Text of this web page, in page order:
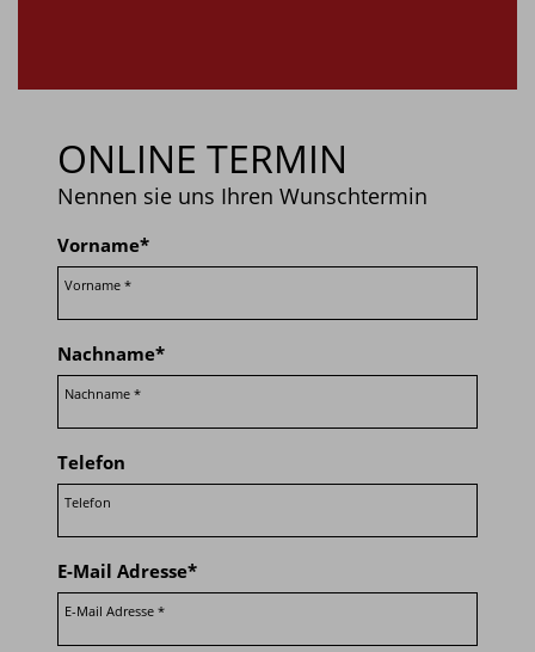
ONLINE TERMIN
Nennen sie uns Ihren Wunschtermin
Vorname*
Nachname*
Telefon
E-Mail Adresse*